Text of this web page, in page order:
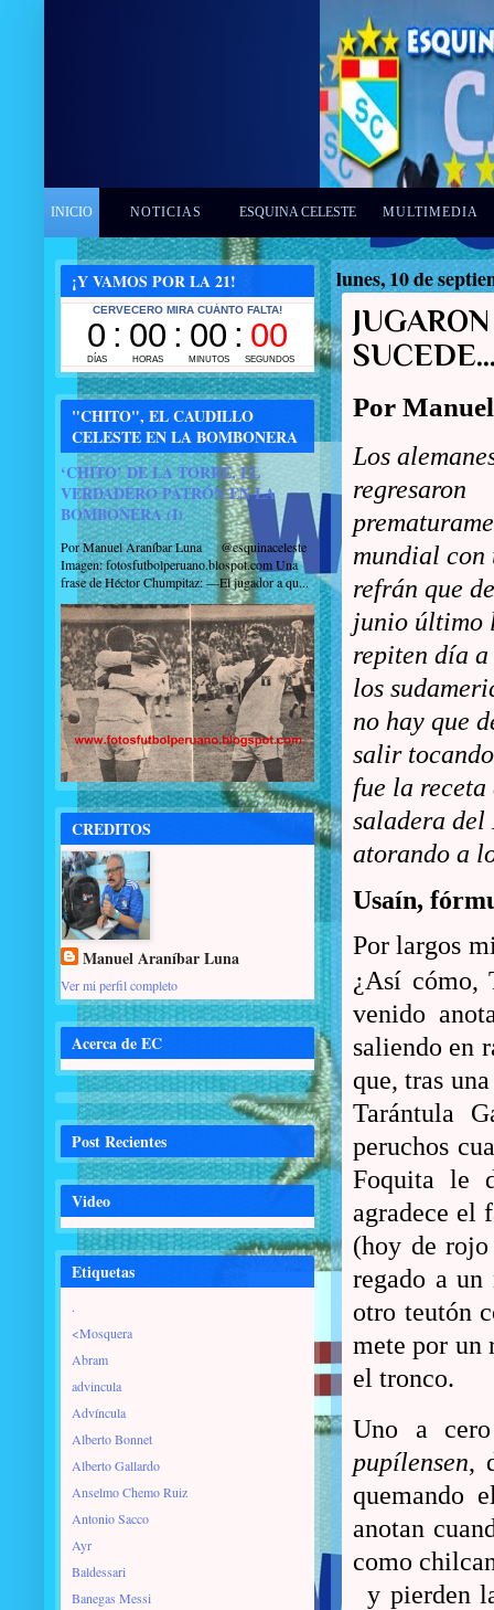
INICIO NOTICIAS ESQUINA CELESTE MULTIMEDIA
lunes, 10 de
Por
Los
regresaron
mundial con
refrán que
junio último
repiten día
los
no hay que
salir
fue la receta
saladera del
atorando a
Usaín,
Por largos
¿Así cómo,
venido
saliendo en
que, tras
Tarántula
peruchos
Foquita le
agradece el
(hoy de rojo
regado a un
otro teutón
mete por un
el tronco.
Uno a
pupílensen,
quemando
anotan
como
y pierden
¡Y VAMOS POR LA 21!
"CHITO", EL CAUDILLO
CELESTE EN LA BOMBONERA
‘CHITO’ DE LA TORRE, EL
VERDADERO PATRÓN EN LA
BOMBONERA (I)
Por Manuel Araníbar Luna @esquinaceleste
Imagen: fotosfutbolperuano.blospot.com Una
frase de Héctor Chumpitaz: —El jugador a qu...
CREDITOS
Manuel Araníbar Luna
Ver mi perfil completo
Acerca de EC
Post Recientes
Video
Etiquetas
.
<Mosquera
Abram
advincula
Advíncula
Alberto Bonnet
Alberto Gallardo
Anselmo Chemo Ruiz
Antonio Sacco
Ayr
Baldessari
Banegas Messi